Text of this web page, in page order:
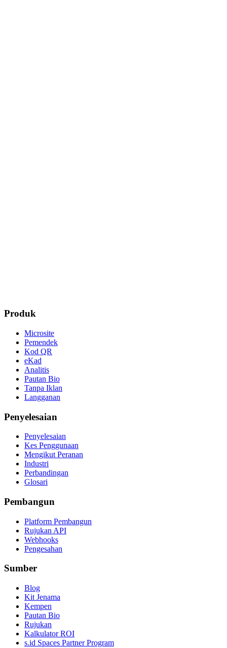
Produk
Microsite
Pemendek
Kod QR
eKad
Analitis
Pautan Bio
Tanpa Iklan
Langganan
Penyelesaian
Penyelesaian
Kes Penggunaan
Mengikut Peranan
Industri
Perbandingan
Glosari
Pembangun
Platform Pembangun
Rujukan API
Webhooks
Pengesahan
Sumber
Blog
Kit Jenama
Kempen
Pautan Bio
Rujukan
Kalkulator ROI
s.id Spaces Partner Program